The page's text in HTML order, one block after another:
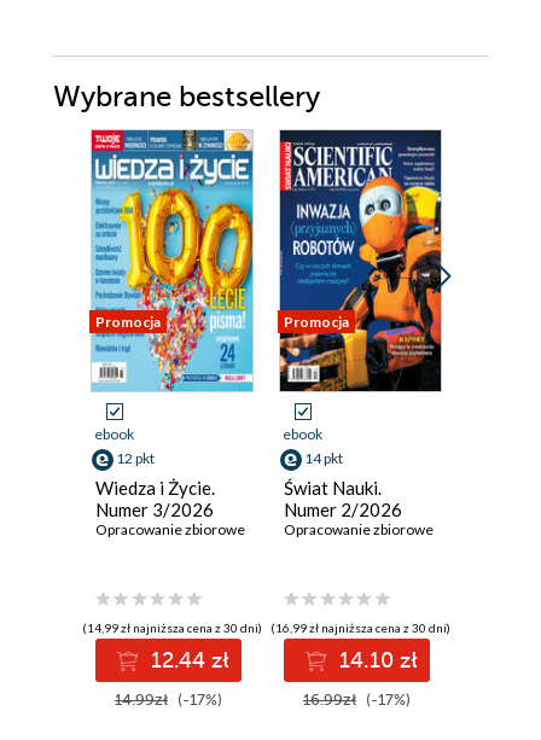
Wybrane bestsellery
Promocja
ebook
12 pkt
Wiedza i Życie.
Numer 3/2026
Opracowanie zbiorowe
(14,99 zł najniższa cena z 30 dni)
12.44 zł
14.99zł (-17%)
Promocja
ebook
14 pkt
Świat Nauki.
Numer 2/2026
Opracowanie zbiorowe
(16,99 zł najniższa cena z 30 dni)
14.10 zł
16.99zł (-17%)